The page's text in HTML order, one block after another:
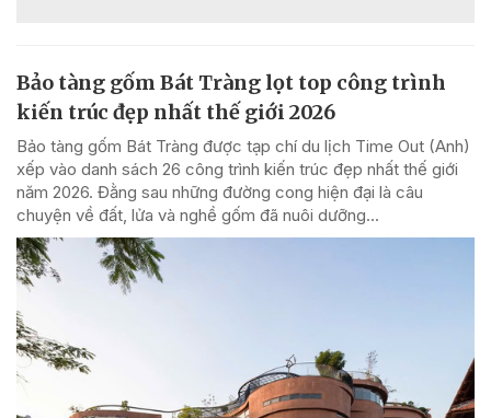
Bảo tàng gốm Bát Tràng lọt top công trình
kiến trúc đẹp nhất thế giới 2026
Bảo tàng gốm Bát Tràng được tạp chí du lịch Time Out (Anh)
xếp vào danh sách 26 công trình kiến trúc đẹp nhất thế giới
năm 2026. Đằng sau những đường cong hiện đại là câu
chuyện về đất, lửa và nghề gốm đã nuôi dưỡng...